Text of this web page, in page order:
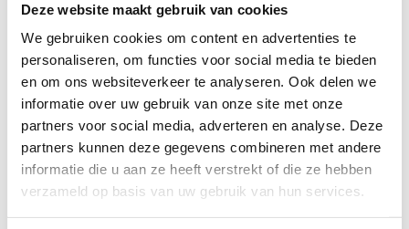
Deze website maakt gebruik van cookies
We gebruiken cookies om content en advertenties te
personaliseren, om functies voor social media te bieden
en om ons websiteverkeer te analyseren. Ook delen we
informatie over uw gebruik van onze site met onze
partners voor social media, adverteren en analyse. Deze
partners kunnen deze gegevens combineren met andere
informatie die u aan ze heeft verstrekt of die ze hebben
verzameld op basis van uw gebruik van hun services.
Huur een
mountainbike